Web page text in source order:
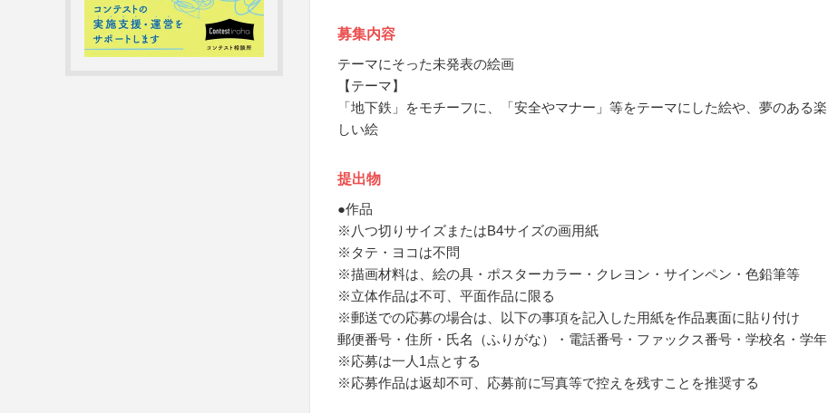
募集内容
テーマにそった未発表の絵画
【テーマ】
「地下鉄」をモチーフに、「安全やマナー」等をテーマにした絵や、夢のある楽
しい絵
提出物
●作品
※八つ切りサイズまたはB4サイズの画用紙
※タテ・ヨコは不問
※描画材料は、絵の具・ポスターカラー・クレヨン・サインペン・色鉛筆等
※立体作品は不可、平面作品に限る
※郵送での応募の場合は、以下の事項を記入した用紙を作品裏面に貼り付け
郵便番号・住所・氏名（ふりがな）・電話番号・ファックス番号・学校名・学年
※応募は一人1点とする
※応募作品は返却不可、応募前に写真等で控えを残すことを推奨する